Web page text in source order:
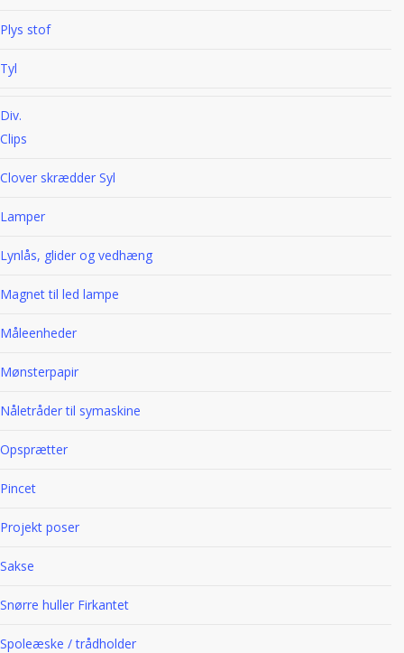
Plys stof
Tyl
Div.
Clips
Clover skrædder Syl
Lamper
Lynlås, glider og vedhæng
Magnet til led lampe
Måleenheder
Mønsterpapir
Nåletråder til symaskine
Opsprætter
Pincet
Projekt poser
Sakse
Snørre huller Firkantet
Spoleæske / trådholder